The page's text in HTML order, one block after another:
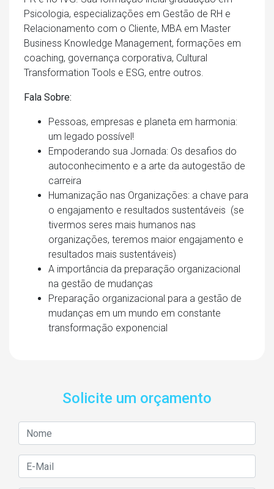
Psicologia, especializações em Gestão de RH e
Relacionamento com o Cliente, MBA em Master
Business Knowledge Management, formações em
coaching, governança corporativa, Cultural
Transformation Tools e ESG, entre outros.
Fala Sobre:
Pessoas, empresas e planeta em harmonia:
um legado possível!
Empoderando sua Jornada: Os desafios do
autoconhecimento e a arte da autogestão de
carreira
Humanização nas Organizações: a chave para
o engajamento e resultados sustentáveis (se
tivermos seres mais humanos nas
organizações, teremos maior engajamento e
resultados mais sustentáveis)
A importância da preparação organizacional
na gestão de mudanças
Preparação organizacional para a gestão de
mudanças em um mundo em constante
transformação exponencial
Solicite um orçamento